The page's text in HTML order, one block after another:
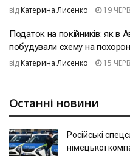
від Катерина Лисенко 19
Податок на покійників: як в
побудували схему на
від Катерина Лисенко 15
Останні новини
Російські
німецької